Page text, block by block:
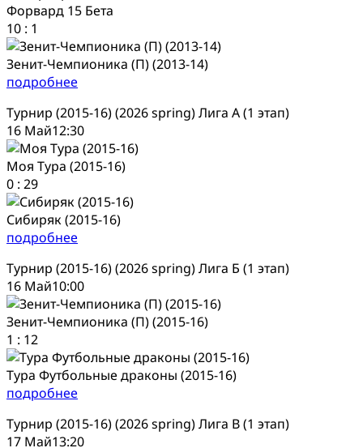
Форвард 15 Бета
10 : 1
Зенит-Чемпионика (П) (2013-14)
подробнее
Турнир (2015-16) (2026 spring) Лига А (1 этап)
16 Май12:30
Моя Тура (2015-16)
0 : 29
Сибиряк (2015-16)
подробнее
Турнир (2015-16) (2026 spring) Лига Б (1 этап)
16 Май10:00
Зенит-Чемпионика (П) (2015-16)
1 : 12
Тура Футбольные драконы (2015-16)
подробнее
Турнир (2015-16) (2026 spring) Лига В (1 этап)
17 Май13:20